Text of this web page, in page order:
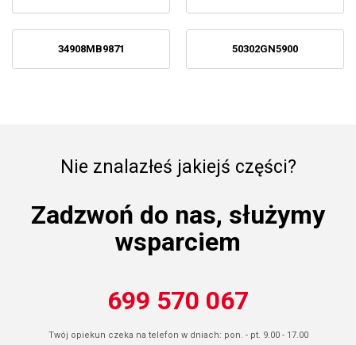
34908MB9871 50302GN5900
Nie znalazłeś jakiejś części?
Zadzwoń do nas, służymy
wsparciem
699 570 067
Twój opiekun czeka na telefon w dniach: pon. - pt. 9.00 - 17.00